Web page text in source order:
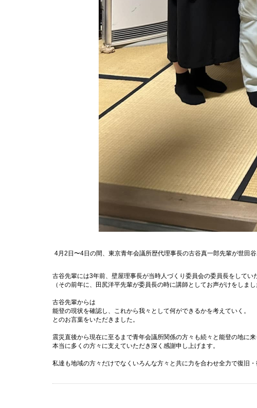
4月2 日〜4日の間、東京青年会議所歴代理事長の古谷真一郎先輩が世田
古谷先輩には3年前、壁屋理事長が当時人づくり委員会の委員長をしてい
（その前年に、田尻洋平先輩が委員長の時に講師としてお声がけをしま
古谷先輩からは
能登の現状を確認し、これから我々として何ができるかを考えていく。
とのお言葉をいただきました。
震災直後から現在に至るまで青年会議所関係の方々も続々と能登の地に来
本当に多くの方々に支えていただき深く感謝申し上げます。
私達も地域の方々だけでなくいろんな方々と共に力を合わせ全力で復旧・